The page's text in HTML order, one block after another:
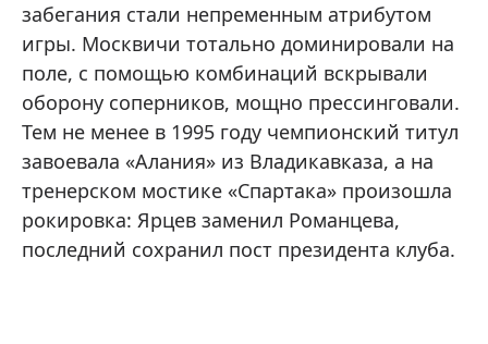
забегания стали непременным атрибутом
игры. Москвичи тотально доминировали на
поле, с помощью комбинаций вскрывали
оборону соперников, мощно прессинговали.
Тем не менее в 1995 году чемпионский титул
завоевала «Алания» из Владикавказа, а на
тренерском мостике «Спартака» произошла
рокировка: Ярцев заменил Романцева,
последний сохранил пост президента клуба.